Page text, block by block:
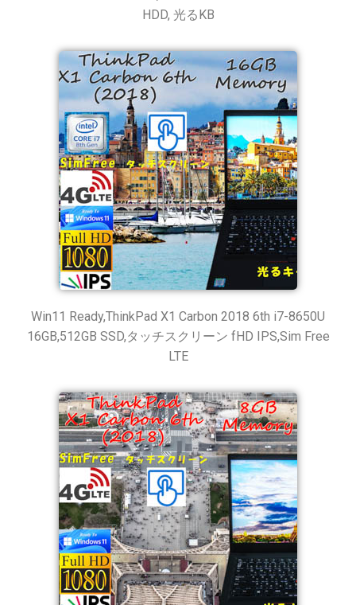
HDD, 光るKB
Win11 Ready,ThinkPad X1 Carbon 2018 6th i7-8650U
16GB,512GB SSD,タッチスクリーン fHD IPS,Sim Free
LTE